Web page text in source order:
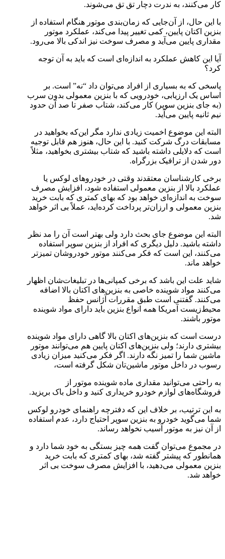
کار می‌کنند، به ندرت دچار تق تق می‌شوند.
با این حال، از آن‌جایی که زمان‌بندی موتور هنگام استفاده از
بنزین اکتان پایین، کمی تغییر پیدا می‌کند، عملکرد موتور
مقداری پایین می‌آید و مصرف سوخت نیز اندکی بالا می‌رود.
آیا این کاهش عملکرد به اندازه‌ای است که باید به آن توجه
کرد؟
پاسخی که به بسیاری از افراد می‌توان داد “نه” است. بر
اساس یک ارزیابی، خودرویی که با بنزین معمولی بدون سرب
(به جای بنزین سوپر) کار می‌کند، شتاب صفر تا صد آن حدود
نیم ثانیه پایین می‌آید.
البته این موضوع اخمیت زیادی ندارد مگر این‌که بخواهید در
مسابقات درگ شرکت کنید. با این حال، هنوز هم قابل توجیه
است که دلایلی داشته باشید که شتاب بیشتری بخواهید، مثلاً
دور شدن از ترافیک بزرگراه.
برخی کارشناسان معتقدند وقتی در خودروهای لوکس یا
عملکرد بالا از بنزین معمولی استفاده شود، افزایش مصرف
سوخت به اندازه‌ای خواهد بود که بهای کمتری که بابت خرید
بنزین معمولی و ارزان‌تر پرداخت کرده‌اید، عملاً بی اثر خواهد
شد.
البته این موضوع جای بحث دارد ولی بهتر است آن را مد نظر
داشته باشید. دلیل دیگری که افراد از بنزین سوپر استفاده
می‌کنند، این است که فکر می‌کنند موتور خودروشان تمیزتر
خواهد ماند.
شاید علت این باشد که برخی کمپانی‌ها در تبلیغات‌شان اظهار
می‌کنند مواد شوینده خاصی به بنزین‌های اکتان بالا اضافه
می‌کنند. گفتنی است طبق مقررات آژانس حفظ
محیط‌زیست آمریکا همه انواع بنزین باید دارای مواد شوینده
موتور باشند.
درست است که بنزین‌های اکتان بالا گاهی دارای مواد شوینده
بیشتری دارند؛ ولی بنزین‌های اکتان پایین هم می‌توانند موتور
ماشین شما را تمیز نگه دارند. اگر فکر می‌کنید میزان زیادی
رسوب در داخل موتور ماشین‌تان شکل گرفته است،
به راحتی می‌توانید مقداری ماده شوینده موتور از
فروشگاه‌های لوازم خودرو خریداری کنید و داخل باک بریزید.
به این ترتیب، بر خلاف این که دفترچه راهنمای خودرو لوکس
شما می‌گوید خودرو به بنزین سوپر احتیاج دارد، عدم استفاده
از آن نیز به موتور آسیب نخواهد رساند.
در مجموع می‌توان گفت همه چیز بستگی به خود شما دارد و
همانطور که پیشتر گفته شد، بهای کمتری که بابت خرید
بنزین معمولی می‌دهید، با افزایش مصرف سوخت بی اثر
خواهد شد.